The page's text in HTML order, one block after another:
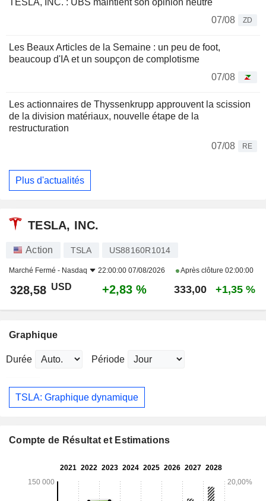
TESLA, INC. : UBS maintient son opinion neutre
07/08
ZD
Les Beaux Articles de la Semaine : un peu de foot,
beaucoup d'IA et un soupçon de complotisme
07/08
Les actionnaires de Thyssenkrupp approuvent la scission
de la division matériaux, nouvelle étape de la
restructuration
07/08
RE
Plus d'actualités
TESLA, INC.
Action TSLA US88160R1014
Marché Fermé - Nasdaq 22:00:00 07/08/2026 Après clôture 02:00:00
328,58 USD +2,83 % 333,00 +1,35 %
Graphique
Durée Période
TSLA: Graphique dynamique
Compte de Résultat et Estimations